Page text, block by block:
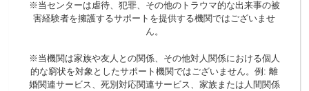
※当センターは虐待、犯罪、その他のトラウマ的な出来事の被
害経験者を擁護するサポートを提供する機関ではございませ
ん。
※当機関は家族や友人との関係、その他対人関係における個人
的な窮状を対象としたサポート機関ではございません。例: 離
婚関連サービス、死別対応関連サービス、家族または人間関係